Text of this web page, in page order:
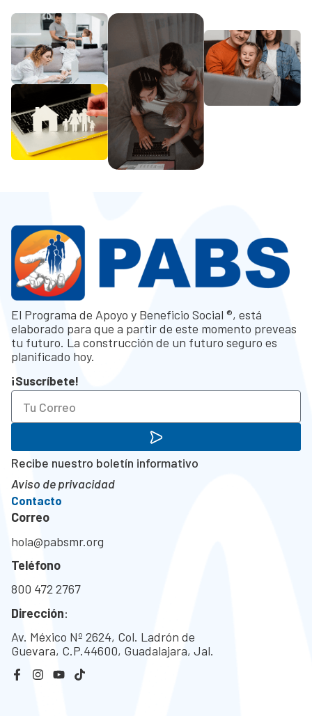
El Programa de Apoyo y Beneficio Social ®, está
elaborado para que a partir de este momento preveas
tu futuro. La construcción de un futuro seguro es
planificado hoy.
¡Suscríbete!
Recibe nuestro boletín informativo
Aviso de privacidad
Contacto
Correo
hola@pabsmr.org
Teléfono
800 472 2767
Dirección:
Av. México Nº 2624, Col. Ladrón de
Guevara, C.P.44600, Guadalajara, Jal.